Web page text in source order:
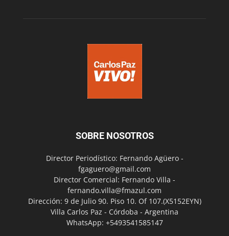
SOBRE NOSOTROS
Director Periodístico: Fernando Agüero -
fgaguero@gmail.com
Director Comercial: Fernando Villa -
fernando.villa@fmazul.com
Dirección: 9 de Julio 90. Piso 10. Of 107.(X5152EYN)
Villa Carlos Paz - Córdoba - Argentina
WhatsApp: +5493541585147